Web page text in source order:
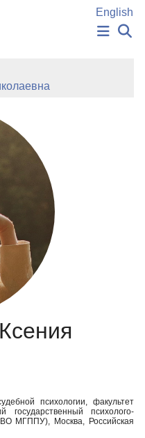
English
психологии, факультет
государственный психолого-
МГППУ), Москва, Российская